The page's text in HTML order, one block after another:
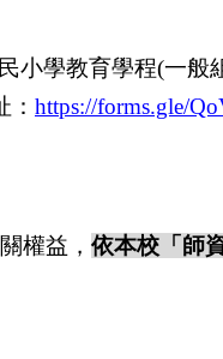
小學教育學程(一般
https://forms.gle/
權益， 依本校「師